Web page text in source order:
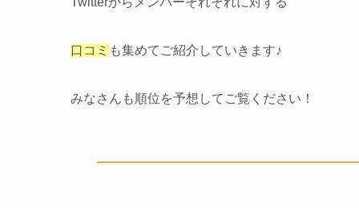
口コミ も集めてご紹介していきます♪
みなさんも順位を予想してご覧ください！